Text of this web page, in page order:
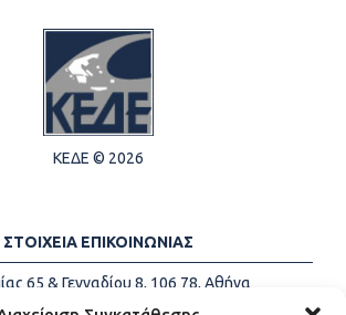
ΚΕΔΕ © 2026
ΣΤΟΙΧΕΙΑ ΕΠΙΚΟΙΝΩΝΙΑΣ
65 & Γενναδίου 8, 106 78, Αθήνα
Τηλέφωνα:
+30 213-2147500